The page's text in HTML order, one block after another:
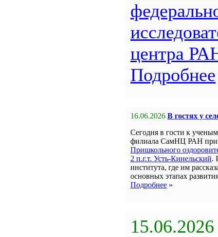
центра
Подробнее
16.06.2026 В гостях у
Сегодня в гости к
филиала СамНЦ РАН
Пришкольного
2 п.г.т. Усть-Кинельский.
института, где им
основных этапах
Подробнее »
15.06.2026